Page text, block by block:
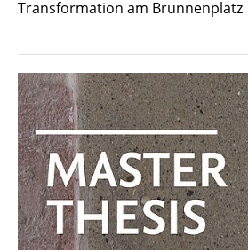
Transformation am Brunnenplatz